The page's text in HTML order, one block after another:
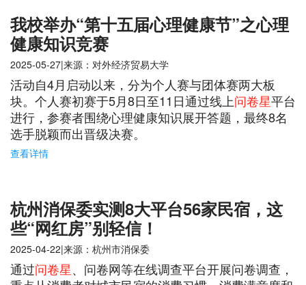
我校举办“第十五届心理健康节”之心理
健康知识竞赛
2025-05-27|来源：对外经济贸易大学
活动自4月启动以来，分为个人赛与团体赛两大板
块。个人赛初赛于5月8日至11日通过线上问卷星平台
进行，参赛者围绕心理健康知识展开答题，最终8名
选手脱颖而出晋级决赛。
查看详情
杭州消保委实测8大平台56家民宿，这
些“网红房”别轻信！
2025-04-22|来源：杭州市消保委
通过问卷星、问卷网等在线调查平台开展问卷调查，